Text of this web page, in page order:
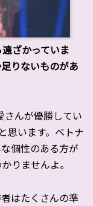
ざかっていま
りないものがあ
んが優勝してい
思います。ベトナ
個性のある方が
りませんよ。
はたくさんの準